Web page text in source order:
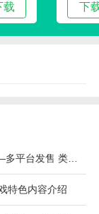
菜和搅拌，以
保汤不会烧糊
来调味，然后
载 下
生存恐怖新游《Post Trauma》攻略——多平台发售 类寂静岭风格
特色内容介绍